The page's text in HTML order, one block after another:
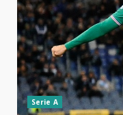
Serie A